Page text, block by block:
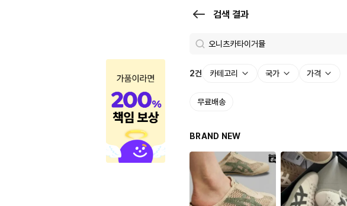
검색 결과
과
로
켓
2건 카테고리 국가 가격
무료배송
BRAND NEW